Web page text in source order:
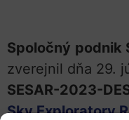
Spoločný podnik
zverejnil dňa 29.
SESAR-2023-
Sky Exploratory